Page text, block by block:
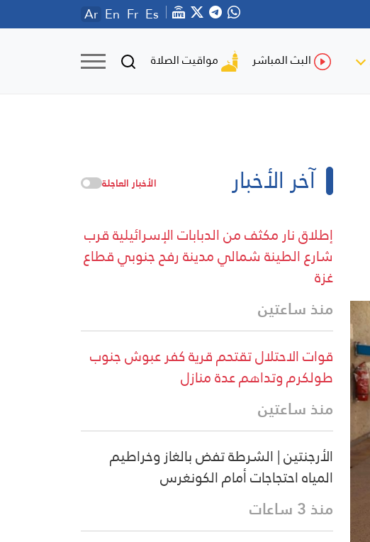
Ar En Fr Es
البث المباشر مواقيت الصلاة
آخر الأخبار الأخبار العاجلة
إطلاق نار مكثف من الدبابات الإسرائيلية قرب
شارع الطينة شمالي مدينة رفح جنوبي قطاع
غزة
منذ ساعتين
قوات الاحتلال تقتحم قرية كفر عبوش جنوب
طولكرم وتداهم عدة منازل
منذ ساعتين
الأرجنتين | الشرطة تفض بالغاز وخراطيم
المياه احتجاجات أمام الكونغرس
منذ 3 ساعات